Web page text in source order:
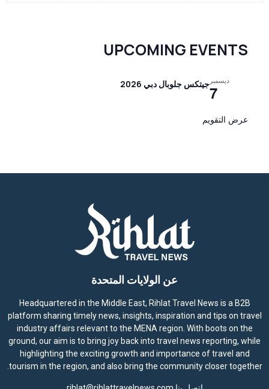
UPCOMING EVENTS
ديسمبر
7جيتكس جلوبال دبي 2026
عرض التقويم
عن الولايات المتحدة
Headquartered in the Middle East, Rihlat Travel News is a B2B
platform sharing timely news, insights, inspiration and tips on travel
industry affairs relevant to the MENA region. With boots on the
ground, our aim is to bring joy back into travel news reporting, while
highlighting the exciting growth and importance of travel and
tourism in the region, and also bring the community closer together.